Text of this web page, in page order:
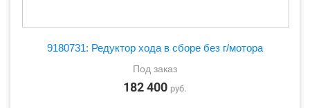
9180731: Редуктор хода в сборе без г/мотора
Под заказ
182 400 руб.